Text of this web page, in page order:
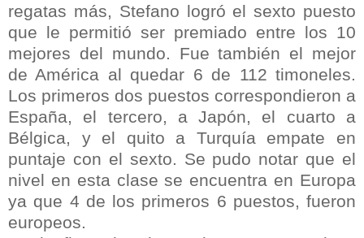
regatas más, Stefano logró el sexto puesto
que le permitió ser premiado entre los 10
mejores del mundo. Fue también el mejor
de América al quedar 6 de 112 timoneles.
Los primeros dos puestos correspondieron a
España, el tercero, a Japón, el cuarto a
Bélgica, y el quito a Turquía empate en
puntaje con el sexto. Se pudo notar que el
nivel en esta clase se encuentra en Europa
ya que 4 de los primeros 6 puestos, fueron
europeos.